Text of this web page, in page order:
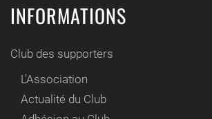
INFORMATIONS
Club des supporters
L'Association
Actualité du Club